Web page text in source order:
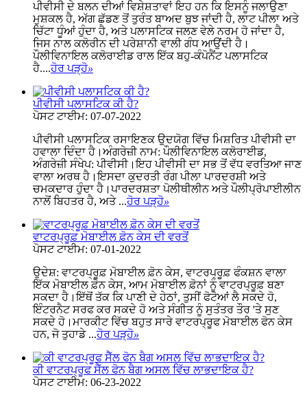
ਪੀਵੀਸੀ ਦੇ ਬਲਨ ਦੀਆਂ ਵਿਸ਼ੇਸ਼ਤਾਵਾਂ ਇਹ ਹਨ ਕਿ ਇਸਨੂੰ ਜਲਾਉਣਾ
ਮੁਸ਼ਕਲ ਹੈ, ਅੱਗ ਛੱਡਣ ਤੋਂ ਤੁਰੰਤ ਬਾਅਦ ਬੁਝ ਜਾਂਦੀ ਹੈ, ਲਾਟ ਪੀਲਾ ਅਤੇ
ਚਿੱਟਾ ਧੂੰਆਂ ਹੁੰਦਾ ਹੈ, ਅਤੇ ਪਲਾਸਟਿਕ ਜਲਣ ਵੇਲੇ ਨਰਮ ਹੋ ਜਾਂਦਾ ਹੈ,
ਜਿਸ ਨਾਲ ਕਲੋਰੀਨ ਦੀ ਪਰੇਸ਼ਾਨੀ ਵਾਲੀ ਗੰਧ ਆਉਂਦੀ ਹੈ।
ਪੌਲੀਵਿਨਾਇਲ ਕਲੋਰਾਈਡ ਰਾਲ ਇੱਕ ਬਹੁ-ਕੰਪੋਨੈਂਟ ਪਲਾਸਟਿਕ
ਹੈ....ਹੋਰ ਪੜ੍ਹੋ»
ਪੀਵੀਸੀ ਪਲਾਸਟਿਕ ਕੀ ਹੈ?
ਪੋਸਟ ਟਾਈਮ: 07-07-2022
ਪੀਵੀਸੀ ਪਲਾਸਟਿਕ ਰਸਾਇਣਕ ਉਦਯੋਗ ਵਿੱਚ ਮਿਸ਼ਰਿਤ ਪੀਵੀਸੀ ਦਾ
ਹਵਾਲਾ ਦਿੰਦਾ ਹੈ।ਅੰਗਰੇਜ਼ੀ ਨਾਮ: ਪੌਲੀਵਿਨਾਇਲ ਕਲੋਰਾਈਡ,
ਅੰਗਰੇਜ਼ੀ ਸੰਖੇਪ: ਪੀਵੀਸੀ।ਇਹ ਪੀਵੀਸੀ ਦਾ ਸਭ ਤੋਂ ਵੱਧ ਵਰਤਿਆ ਜਾਣ
ਵਾਲਾ ਅਰਥ ਹੈ।ਇਸਦਾ ਕੁਦਰਤੀ ਰੰਗ ਪੀਲਾ ਪਾਰਦਰਸ਼ੀ ਅਤੇ
ਚਮਕਦਾਰ ਹੁੰਦਾ ਹੈ।ਪਾਰਦਰਸ਼ਤਾ ਪੋਲੀਥੀਲੀਨ ਅਤੇ ਪੌਲੀਪ੍ਰੋਪਾਈਲੀਨ
ਨਾਲੋਂ ਬਿਹਤਰ ਹੈ, ਅਤੇ ...ਹੋਰ ਪੜ੍ਹੋ»
ਵਾਟਰਪ੍ਰੂਫ਼ ਮੋਬਾਈਲ ਫ਼ੋਨ ਕੇਸ ਦੀ ਵਰਤੋਂ
ਪੋਸਟ ਟਾਈਮ: 07-01-2022
ਉਦੇਸ਼: ਵਾਟਰਪ੍ਰੂਫ਼ ਮੋਬਾਈਲ ਫ਼ੋਨ ਕੇਸ, ਵਾਟਰਪ੍ਰੂਫ਼ ਫੰਕਸ਼ਨ ਵਾਲਾ
ਇੱਕ ਮੋਬਾਈਲ ਫ਼ੋਨ ਕੇਸ, ਆਮ ਮੋਬਾਈਲ ਫ਼ੋਨਾਂ ਨੂੰ ਵਾਟਰਪ੍ਰੂਫ਼ ਬਣਾ
ਸਕਦਾ ਹੈ।ਇੱਥੋਂ ਤੱਕ ਕਿ ਪਾਣੀ ਦੇ ਹੇਠਾਂ, ਤੁਸੀਂ ਫੋਟੋਆਂ ਲੈ ਸਕਦੇ ਹੋ,
ਇੰਟਰਨੈਟ ਸਰਫ ਕਰ ਸਕਦੇ ਹੋ ਅਤੇ ਸੰਗੀਤ ਨੂੰ ਸੁਤੰਤਰ ਤੌਰ 'ਤੇ ਸੁਣ
ਸਕਦੇ ਹੋ।ਮਾਰਕੀਟ ਵਿੱਚ ਬਹੁਤ ਸਾਰੇ ਵਾਟਰਪ੍ਰੂਫ ਮੋਬਾਈਲ ਫੋਨ ਕੇਸ
ਹਨ, ਜੋ ਤੁਹਾਡੇ ...ਹੋਰ ਪੜ੍ਹੋ»
ਕੀ ਵਾਟਰਪ੍ਰੂਫ ਸੈੱਲ ਫੋਨ ਬੈਗ ਅਸਲ ਵਿੱਚ ਲਾਭਦਾਇਕ ਹੈ?
ਪੋਸਟ ਟਾਈਮ: 06-23-2022